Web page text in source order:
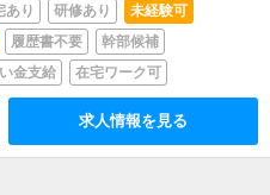
あり 研修あり
未経験可
履歴書不要
幹部候補
金支給 在宅ワーク可
求人情報を見る